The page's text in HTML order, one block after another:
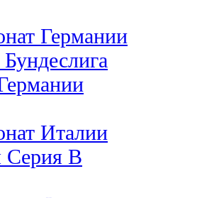
Германии
Италии
Серия B